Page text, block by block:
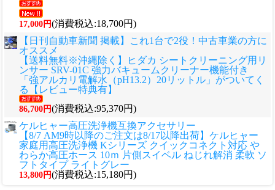
17,000円(消費税込:18,700円)
【日刊自動車新聞 掲載】これ1台で2役！中古車業の方に
オススメ
【送料無料※沖縄除く】ヒダカ シートクリーニング用リ
ンサー SRV-01C 強力バキュームクリーナー機能付き
「強アルカリ電解水（pH13.2）20リットル」がついてく
る【レビュー特典有】
86,700円(消費税込:95,370円)
ケルヒャー高圧洗浄機互換アクセサリー
【8/7 AM9時以降のご注文は8/17以降出荷】ケルヒャー
家庭用高圧洗浄機 Kシリーズ クイックコネクト対応 や
わらか高圧ホース 10ｍ 片側スイベル ねじれ解消 柔軟 ソ
フトタイプ ライトグレー
13,800円(消費税込:15,180円)